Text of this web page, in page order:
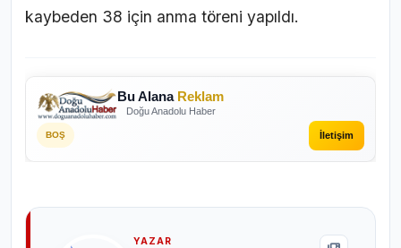
kaybeden 38 için anma töreni yapıldı.
Bu Alana Reklam
Doğu Anadolu Haber
BOŞ İletişim
YAZAR